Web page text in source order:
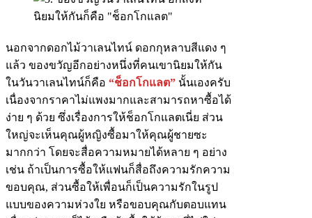
นอกจากดอกไม้วาเลนไทน์ ดอกกุหลาบสีแดง ๆ
แล้ว ของขวัญอีกอย่างหนึ่งที่คนเขานิยมให้กัน
ในวันวาเลนไทน์ก็คือ “ช็อกโกแลต” นั้นเองครับ
เนื่องจากราคาไม่แพงมากและสามารถหาซื้อได้
ง่าย ๆ ด้วย ซึ่งเรื่องการให้ช็อกโกแลตเนี่ย ส่วน
ใหญ่จะเห็นคุณผู้หญิงซื้อมาให้คุณผู้ชายซะ
มากกว่า โดยจะสื่อความหมายได้หลาย ๆ อย่าง
เช่น ถ้าเป็นการซื้อให้แฟนก็สื่อถึงความรักความ
ขอบคุณ, ส่วนซื้อให้เพื่อนก็เป็นความรักในรูป
แบบของความห่วงใย หรือขอบคุณกับตอบแทน